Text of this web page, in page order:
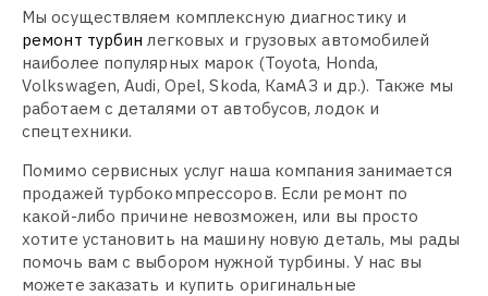
Мы осуществляем комплексную диагностику и
ремонт турбин легковых и грузовых автомобилей
наиболее популярных марок (Toyota, Honda,
Volkswagen, Audi, Opel, Skoda, КамАЗ и др.). Также мы
работаем с деталями от автобусов, лодок и
спецтехники.
Помимо сервисных услуг наша компания занимается
продажей турбокомпрессоров. Если ремонт по
какой-либо причине невозможен, или вы просто
хотите установить на машину новую деталь, мы рады
помочь вам с выбором нужной турбины. У нас вы
можете заказать и купить оригинальные